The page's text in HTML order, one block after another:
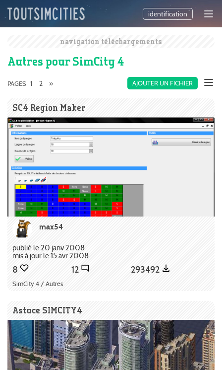
identification
navigation téléchargements
Autres pour SimCity 4
AJOUTER UN FICHIER
PAGES 1 2 »
SC4 Region Maker
max54
publié le 20 janv 2008
mis à jour le 15 avr 2008
8 12 293492
SimCity 4 / Autres
Astuce SIMCITY4